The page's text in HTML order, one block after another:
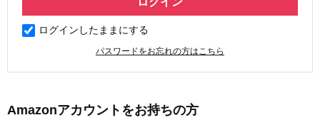
ログインしたままにする
パスワードをお忘れの方はこちら
Amazonアカウントをお持ちの方